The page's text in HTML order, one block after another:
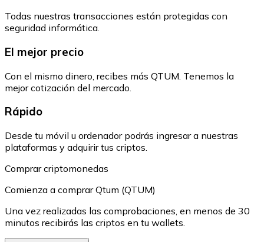
Todas nuestras transacciones están protegidas con
seguridad informática.
El mejor precio
Con el mismo dinero, recibes más QTUM. Tenemos la
mejor cotización del mercado.
Rápido
Desde tu móvil u ordenador podrás ingresar a nuestras
plataformas y adquirir tus criptos.
Comprar criptomonedas
Comienza a comprar Qtum (QTUM)
Una vez realizadas las comprobaciones, en menos de 30
minutos recibirás las criptos en tu wallets.